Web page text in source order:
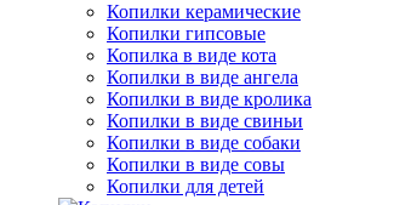
Копилки керамические
Копилки гипсовые
Копилка в виде кота
Копилки в виде ангела
Копилки в виде кролика
Копилки в виде свиньи
Копилки в виде собаки
Копилки в виде совы
Копилки для детей